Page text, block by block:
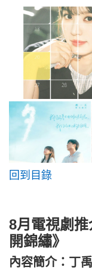
回到目錄
8月電視劇
開錦繡》
內容簡介：丁